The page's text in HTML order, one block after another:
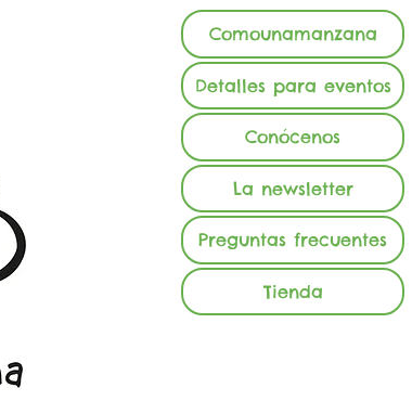
Comounamanzana
Detalles para eventos
Conócenos
La newsletter
Preguntas frecuentes
Tienda